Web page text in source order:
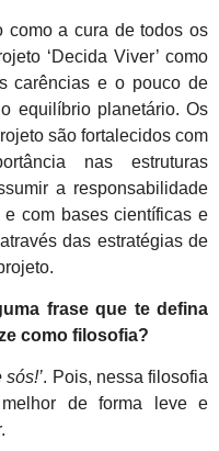
como a cura de todos os
‘Decida Viver’ como
carências e o pouco de
equilíbrio planetário. Os
são fortalecidos com
nas estruturas
a responsabilidade
com bases científicas e
das estratégias de
frase que te defina
como filosofia?
. Pois, nessa filosofia
de forma leve e